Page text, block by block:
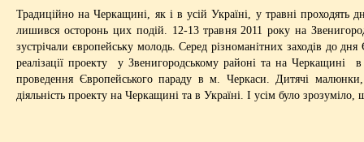
Традиційно на Черкащині, як і в усій Україні, у травні
лишився осторонь цих подій. 12-13 травня 2011 року на
зустрічали європейську молодь. Серед різноманітних заходів до
реалізації проекту у Звенигородському районі та на
проведення Європейського параду в м. Черкаси. Дитячі
діяльність проекту на Черкащині та в Україні. І усім було